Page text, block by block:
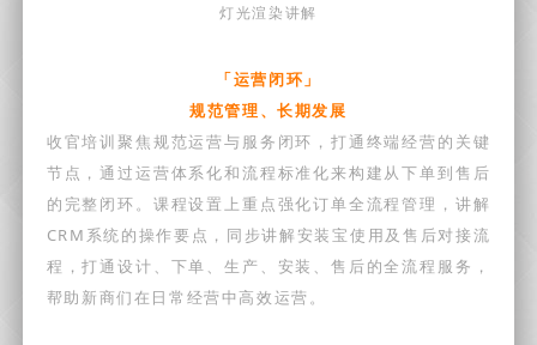
灯光渲染讲解
「运营闭环」
规范管理、长期发展
收官培训聚焦规范运营与服务闭环，打通终端经营的关键
节点，通过运营体系化和流程标准化来构建从下单到售后
的完整闭环。 课程设置上重点强化订单全流程管理，讲解
CRM系统的操作要点，同步讲解安装宝使用及售后对接流
程，打通设计、下单、生产、安装、售后的全流程服务，
帮助新商们在日常经营中高效运营。